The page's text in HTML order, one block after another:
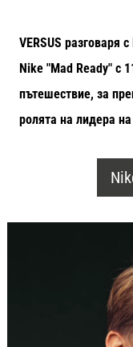
VERSUS разговаря
Nike "Mad Ready" с
пътешествие, за
ролята на лидера